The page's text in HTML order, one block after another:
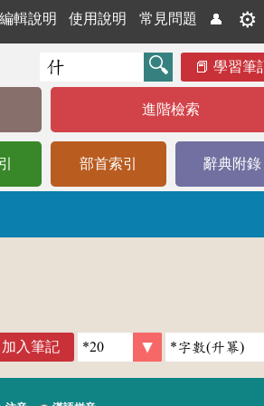
編輯說明 使用說明 常見問題 👤 ⚙️
學習筆
進階檢索
部首索引 辭典附錄
加入筆記